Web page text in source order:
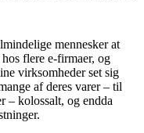
mennesker at
flere e-firmaer, og
virksomheder set sig
af deres varer – til
– kolossalt, og endda